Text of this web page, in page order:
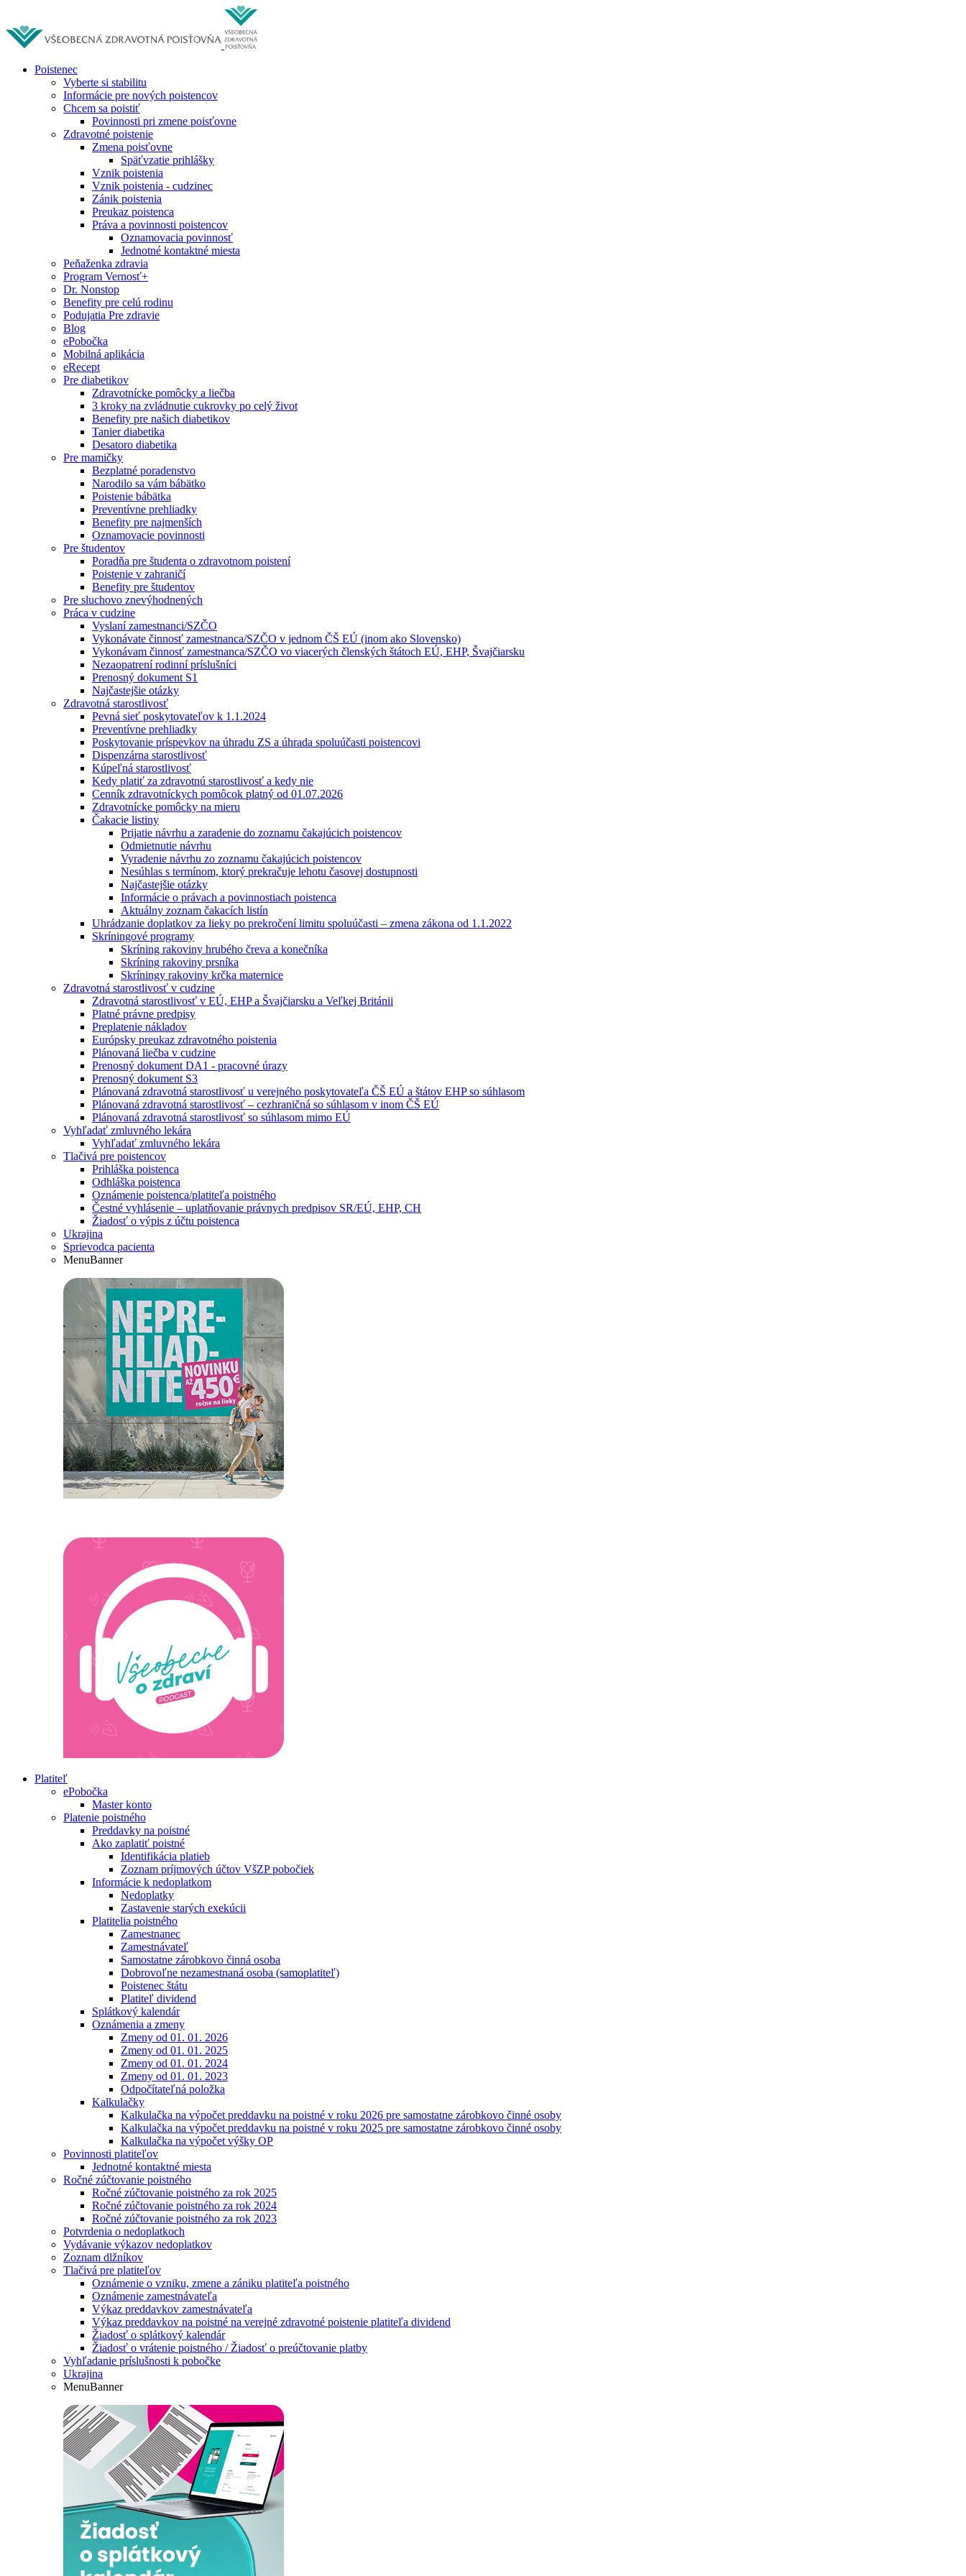
Poistenec
Vyberte si stabilitu
Informácie pre nových poistencov
Chcem sa poistiť
Povinnosti pri zmene poisťovne
Zdravotné poistenie
Zmena poisťovne
Späťvzatie prihlášky
Vznik poistenia
Vznik poistenia - cudzinec
Zánik poistenia
Preukaz poistenca
Práva a povinnosti poistencov
Oznamovacia povinnosť
Jednotné kontaktné miesta
Peňaženka zdravia
Program Vernosť+
Dr. Nonstop
Benefity pre celú rodinu
Podujatia Pre zdravie
Blog
ePobočka
Mobilná aplikácia
eRecept
Pre diabetikov
Zdravotnícke pomôcky a liečba
3 kroky na zvládnutie cukrovky po celý život
Benefity pre našich diabetikov
Tanier diabetika
Desatoro diabetika
Pre mamičky
Bezplatné poradenstvo
Narodilo sa vám bábätko
Poistenie bábätka
Preventívne prehliadky
Benefity pre najmenších
Oznamovacie povinnosti
Pre študentov
Poradňa pre študenta o zdravotnom poistení
Poistenie v zahraničí
Benefity pre študentov
Pre sluchovo znevýhodnených
Práca v cudzine
Vyslaní zamestnanci/SZČO
Vykonávate činnosť zamestnanca/SZČO v jednom ČŠ EÚ (inom ako Slovensko)
Vykonávam činnosť zamestnanca/SZČO vo viacerých členských štátoch EÚ, EHP, Švajčiarsku
Nezaopatrení rodinní príslušníci
Prenosný dokument S1
Najčastejšie otázky
Zdravotná starostlivosť
Pevná sieť poskytovateľov k 1.1.2024
Preventívne prehliadky
Poskytovanie príspevkov na úhradu ZS a úhrada spoluúčasti poistencovi
Dispenzárna starostlivosť
Kúpeľná starostlivosť
Kedy platiť za zdravotnú starostlivosť a kedy nie
Cenník zdravotníckych pomôcok platný od 01.07.2026
Zdravotnícke pomôcky na mieru
Čakacie listiny
Prijatie návrhu a zaradenie do zoznamu čakajúcich poistencov
Odmietnutie návrhu
Vyradenie návrhu zo zoznamu čakajúcich poistencov
Nesúhlas s termínom, ktorý prekračuje lehotu časovej dostupnosti
Najčastejšie otázky
Informácie o právach a povinnostiach poistenca
Aktuálny zoznam čakacích listín
Uhrádzanie doplatkov za lieky po prekročení limitu spoluúčasti – zmena zákona od 1.1.2022
Skríningové programy
Skríning rakoviny hrubého čreva a konečníka
Skríning rakoviny prsníka
Skríningy rakoviny krčka maternice
Zdravotná starostlivosť v cudzine
Zdravotná starostlivosť v EÚ, EHP a Švajčiarsku a Veľkej Británii
Platné právne predpisy
Preplatenie nákladov
Európsky preukaz zdravotného poistenia
Plánovaná liečba v cudzine
Prenosný dokument DA1 - pracovné úrazy
Prenosný dokument S3
Plánovaná zdravotná starostlivosť u verejného poskytovateľa ČŠ EÚ a štátov EHP so súhlasom
Plánovaná zdravotná starostlivosť – cezhraničná so súhlasom v inom ČŠ EÚ
Plánovaná zdravotná starostlivosť so súhlasom mimo EÚ
Vyhľadať zmluvného lekára
Vyhľadať zmluvného lekára
Tlačivá pre poistencov
Prihláška poistenca
Odhláška poistenca
Oznámenie poistenca/platiteľa poistného
Čestné vyhlásenie – uplatňovanie právnych predpisov SR/EÚ, EHP, CH
Žiadosť o výpis z účtu poistenca
Ukrajina
Sprievodca pacienta
MenuBanner
Platiteľ
ePobočka
Master konto
Platenie poistného
Preddavky na poistné
Ako zaplatiť poistné
Identifikácia platieb
Zoznam príjmových účtov VšZP pobočiek
Informácie k nedoplatkom
Nedoplatky
Zastavenie starých exekúcii
Platitelia poistného
Zamestnanec
Zamestnávateľ
Samostatne zárobkovo činná osoba
Dobrovoľne nezamestnaná osoba (samoplatiteľ)
Poistenec štátu
Platiteľ dividend
Splátkový kalendár
Oznámenia a zmeny
Zmeny od 01. 01. 2026
Zmeny od 01. 01. 2025
Zmeny od 01. 01. 2024
Zmeny od 01. 01. 2023
Odpočítateľná položka
Kalkulačky
Kalkulačka na výpočet preddavku na poistné v roku 2026 pre samostatne zárobkovo činné osoby
Kalkulačka na výpočet preddavku na poistné v roku 2025 pre samostatne zárobkovo činné osoby
Kalkulačka na výpočet výšky OP
Povinnosti platiteľov
Jednotné kontaktné miesta
Ročné zúčtovanie poistného
Ročné zúčtovanie poistného za rok 2025
Ročné zúčtovanie poistného za rok 2024
Ročné zúčtovanie poistného za rok 2023
Potvrdenia o nedoplatkoch
Vydávanie výkazov nedoplatkov
Zoznam dlžníkov
Tlačivá pre platiteľov
Oznámenie o vzniku, zmene a zániku platiteľa poistného
Oznámenie zamestnávateľa
Výkaz preddavkov zamestnávateľa
Výkaz preddavkov na poistné na verejné zdravotné poistenie platiteľa dividend
Žiadosť o splátkový kalendár
Žiadosť o vrátenie poistného / Žiadosť o preúčtovanie platby
Vyhľadanie príslušnosti k pobočke
Ukrajina
MenuBanner